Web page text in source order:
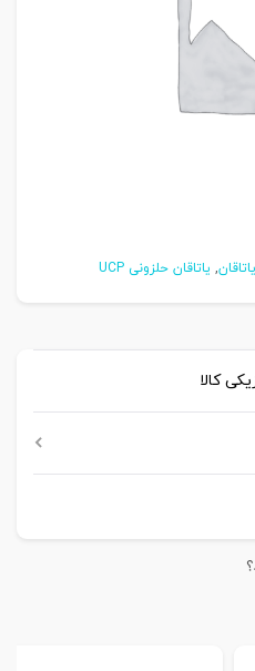
یاتاقان, یاتاقان حلزونی UCP
کالا